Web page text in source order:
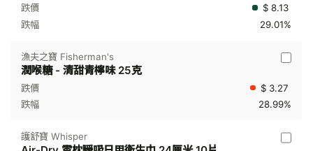
$ 8.13
29.01%
漁夫之寶 Fisherman's
潤喉糖 - 清甜青檸味 25克
$ 3.27
28.99%
護舒寶 Whisper